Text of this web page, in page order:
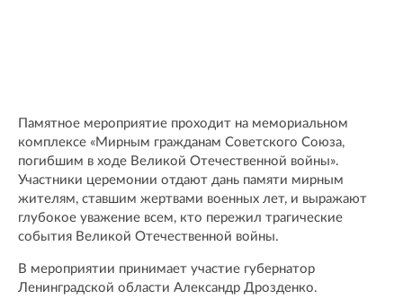
Памятное мероприятие проходит на мемориальном
комплексе «Мирным гражданам Советского Союза,
погибшим в ходе Великой Отечественной войны».
Участники церемонии отдают дань памяти мирным
жителям, ставшим жертвами военных лет, и выражают
глубокое уважение всем, кто пережил трагические
события Великой Отечественной войны.
В мероприятии принимает участие губернатор
Ленинградской области Александр Дрозденко.